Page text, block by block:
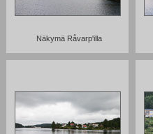
Näkymä Råvarp'illa